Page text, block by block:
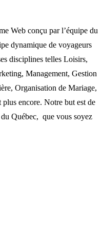
Web conçu par l’équipe du
dynamique de voyageurs
disciplines telles Loisirs,
Management, Gestion
Organisation de Mariage,
encore. Notre but est de
Québec, que vous soyez